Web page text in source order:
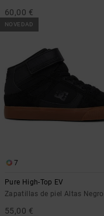
60,00 €
NOVEDAD
7
Pure High-Top EV
Zapatillas de piel Altas
55,00 €